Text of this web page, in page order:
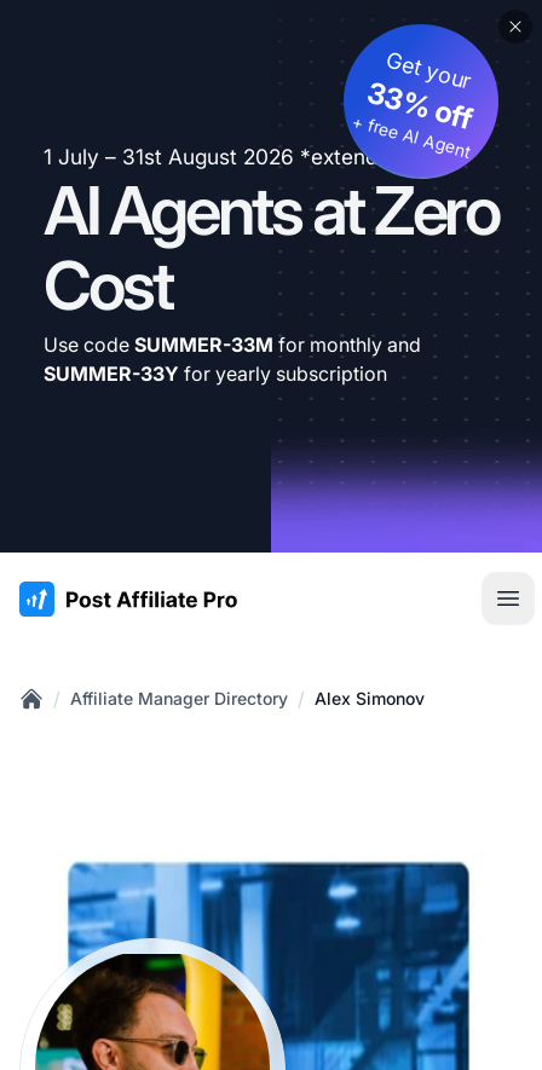
1 July – 31st August 2026 *extended
AI Agents at Zero
Cost
Get your
33% off
+ free AI Agent
Use code SUMMER-33M for monthly and
SUMMER-33Y for yearly subscription
:site.title
/ Affiliate Manager Directory / Alex Simonov